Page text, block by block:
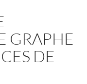
GRAPHE
DE